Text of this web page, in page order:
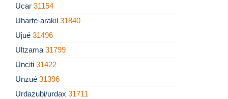
Ucar 31154
Uharte-arakil 31840
Ujué 31496
Ultzama 31799
Unciti 31422
Unzué 31396
Urdazubi/urdax 31711